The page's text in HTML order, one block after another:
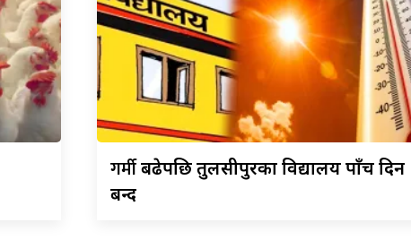
गर्मीबढेपछि तुलसीपुरका विद्यालय पाँच दिन
बन्द